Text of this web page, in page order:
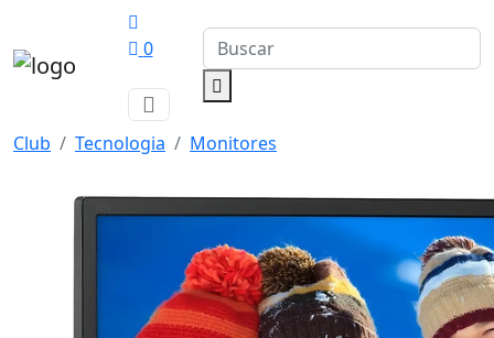
0
Club Tecnologia Monitores